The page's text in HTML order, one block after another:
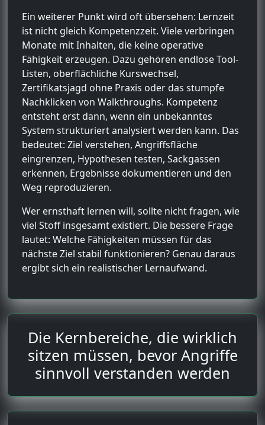
Ein weiterer Punkt wird oft übersehen: Lernzeit
ist nicht gleich Kompetenzzeit. Viele verbringen
Monate mit Inhalten, die keine operative
Fähigkeit erzeugen. Dazu gehören endlose Tool-
Listen, oberflächliche Kurswechsel,
Zertifikatsjagd ohne Praxis oder das stumpfe
Nachklicken von Walkthroughs. Kompetenz
entsteht erst dann, wenn ein unbekanntes
System strukturiert analysiert werden kann. Das
bedeutet: Ziel verstehen, Angriffsfläche
eingrenzen, Hypothesen testen, Sackgassen
erkennen, Ergebnisse dokumentieren und den
Weg reproduzieren.
Wer ernsthaft lernen will, sollte nicht fragen, wie
viel Stoff insgesamt existiert. Die bessere Frage
lautet: Welche Fähigkeiten müssen für das
nächste Ziel stabil funktionieren? Genau daraus
ergibt sich ein realistischer Lernaufwand.
Die Kernbereiche, die wirklich
sitzen müssen, bevor Angriffe
sinnvoll verstanden werden